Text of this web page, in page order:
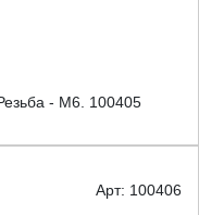
- M6. 100405
Арт: 100406